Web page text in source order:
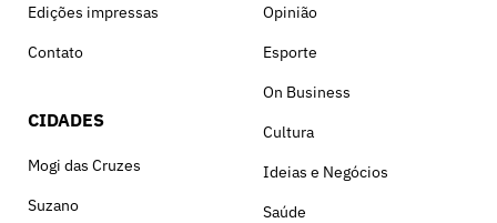
Edições impressas
Contato
CIDADES
Mogi das Cruzes
Suzano
Opinião
Esporte
On Business
Cultura
Ideias e Negócios
Saúde